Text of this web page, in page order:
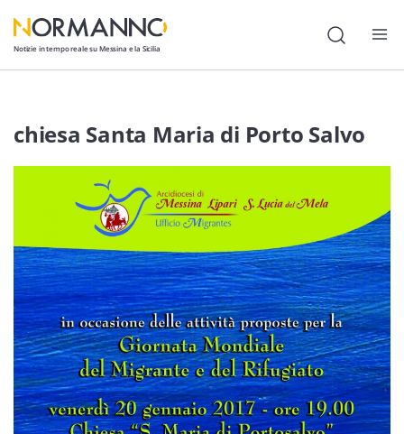
Notizie in tempo reale su Messina e la Sicilia
Attualità
Politica
Cultura
Lavoro
Società
Economia
Sport
Sicilia
chiesa Santa Maria di Porto Salvo